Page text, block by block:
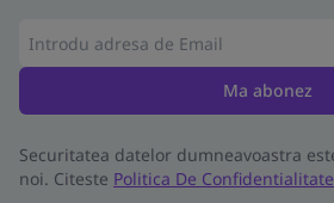
Ma abonez
Securitatea datelor dumneavoastra
noi. Citeste Politica De Confidentialitate